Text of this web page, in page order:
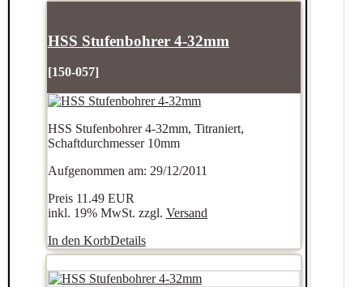
HSS Stufenbohrer 4-32mm
[150-057]
HSS Stufenbohrer 4-32mm, Titraniert,
Schaftdurchmesser 10mm
Aufgenommen am: 29/12/2011
Preis 11.49 EUR
inkl. 19% MwSt. zzgl. Versand
In den KorbDetails